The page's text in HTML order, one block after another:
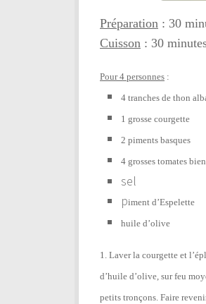
Préparation : 30
Cuisson : 30
Pour 4 personnes :
4 tranches de thon
1 grosse courgette
2 piments basques
4 grosses tomates
sel
piment d’Espelette
huile d’olive
1. Laver la courgette et
d’huile d’olive, sur feu
petits tronçons. Faire